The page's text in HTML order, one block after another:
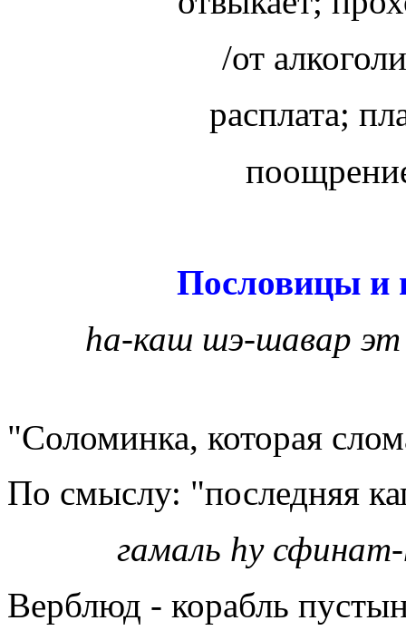
/от
расплата;
Пословицы и
hа-каш шэ-шавар эт
"Соломинка, которая
По смыслу: "последняя
гамаль hу
Верблюд - корабль